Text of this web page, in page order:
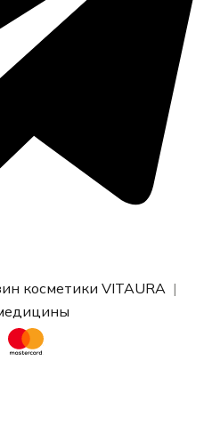
косметики VITAURA |